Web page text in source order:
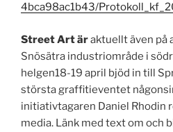
4bca98ac1b43/
Street Art äraktuellt även på
Snösätra industriområde i
helgen18-19 april bjöd in till
största graffitieventet
initiativtagaren Daniel Rhodin
media. Länk med text om och